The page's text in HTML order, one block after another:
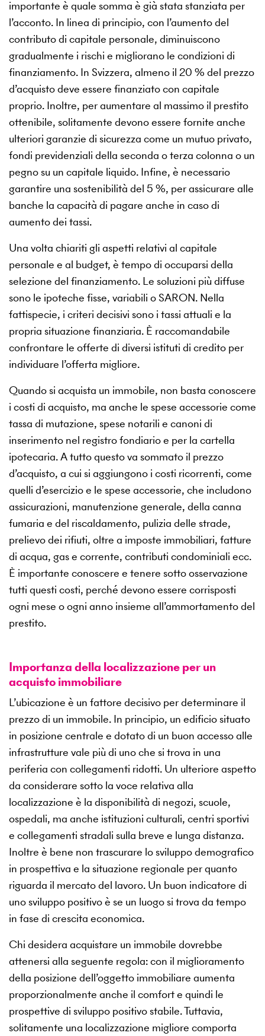
importante è quale somma è già stata stanziata per
l’acconto. In linea di principio, con l’aumento del
contributo di capitale personale, diminuiscono
gradualmente i rischi e migliorano le condizioni di
finanziamento. In Svizzera, almeno il 20 % del prezzo
d’acquisto deve essere finanziato con capitale
proprio. Inoltre, per aumentare al massimo il prestito
ottenibile, solitamente devono essere fornite anche
ulteriori garanzie di sicurezza come un mutuo privato,
fondi previdenziali della seconda o terza colonna o un
pegno su un capitale liquido. Infine, è necessario
garantire una sostenibilità del 5 %, per assicurare alle
banche la capacità di pagare anche in caso di
aumento dei tassi.
Una volta chiariti gli aspetti relativi al capitale
personale e al budget, è tempo di occuparsi della
selezione del finanziamento. Le soluzioni più diffuse
sono le ipoteche fisse, variabili o SARON. Nella
fattispecie, i criteri decisivi sono i tassi attuali e la
propria situazione finanziaria. È raccomandabile
confrontare le offerte di diversi istituti di credito per
individuare l’offerta migliore.
Quando si acquista un immobile, non basta conoscere
i costi di acquisto, ma anche le spese accessorie come
tassa di mutazione, spese notarili e canoni di
inserimento nel registro fondiario e per la cartella
ipotecaria. A tutto questo va sommato il prezzo
d’acquisto, a cui si aggiungono i costi ricorrenti, come
quelli d’esercizio e le spese accessorie, che includono
assicurazioni, manutenzione generale, della canna
fumaria e del riscaldamento, pulizia delle strade,
prelievo dei rifiuti, oltre a imposte immobiliari, fatture
di acqua, gas e corrente, contributi condominiali ecc.
È importante conoscere e tenere sotto osservazione
tutti questi costi, perché devono essere corrisposti
ogni mese o ogni anno insieme all’ammortamento del
prestito.
Importanza della localizzazione per un
acquisto immobiliare
L’ubicazione è un fattore decisivo per determinare il
prezzo di un immobile. In principio, un edificio situato
in posizione centrale e dotato di un buon accesso alle
infrastrutture vale più di uno che si trova in una
periferia con collegamenti ridotti. Un ulteriore aspetto
da considerare sotto la voce relativa alla
localizzazione è la disponibilità di negozi, scuole,
ospedali, ma anche istituzioni culturali, centri sportivi
e collegamenti stradali sulla breve e lunga distanza.
Inoltre è bene non trascurare lo sviluppo demografico
in prospettiva e la situazione regionale per quanto
riguarda il mercato del lavoro. Un buon indicatore di
uno sviluppo positivo è se un luogo si trova da tempo
in fase di crescita economica.
Chi desidera acquistare un immobile dovrebbe
attenersi alla seguente regola: con il miglioramento
della posizione dell’oggetto immobiliare aumenta
proporzionalmente anche il comfort e quindi le
prospettive di sviluppo positivo stabile. Tuttavia,
solitamente una localizzazione migliore comporta